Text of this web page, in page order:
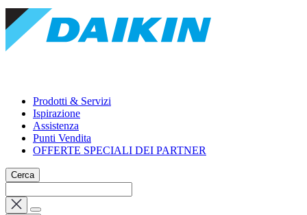
Prodotti & Servizi
Ispirazione
Assistenza
Punti Vendita
OFFERTE SPECIALI DEI PARTNER
Cerca